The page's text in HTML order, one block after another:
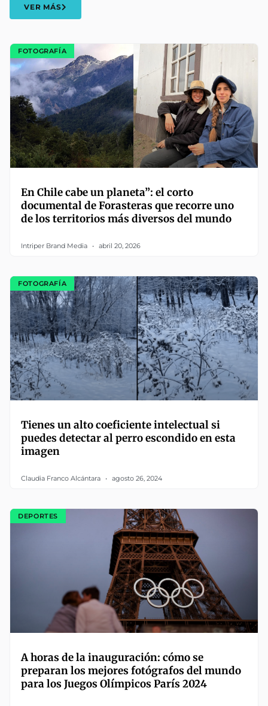
VER MÁS
FOTOGRAFÍA
En Chile cabe un planeta”: el corto
documental de Forasteras que recorre uno
de los territorios más diversos del mundo
Intriper Brand Media abril 20, 2026
FOTOGRAFÍA
Tienes un alto coeficiente intelectual si
puedes detectar al perro escondido en esta
imagen
Claudia Franco Alcántara agosto 26, 2024
DEPORTES
A horas de la inauguración: cómo se
preparan los mejores fotógrafos del mundo
para los Juegos Olímpicos París 2024